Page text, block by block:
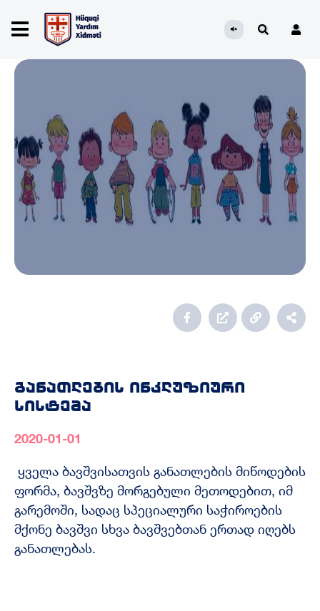
განათლების ინკლუზიური
სისტემა
2020-01-01
ყველა ბავშვისათვის განათლების მიწოდების
ფორმა, ბავშვზე მორგებული მეთოდებით, იმ
გარემოში, სადაც სპეციალური საჭიროების
მქონე ბავშვი სხვა ბავშვებთან ერთად იღებს
განათლებას.